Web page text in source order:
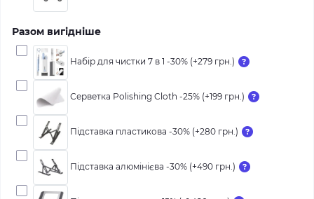
Разом вигідніше
Набір для чистки 7 в 1 -30% (+279 грн.)
Серветка Polishing Cloth -25% (+199 грн.)
Підставка пластикова -30% (+280 грн.)
Підставка алюмінієва -30% (+490 грн.)